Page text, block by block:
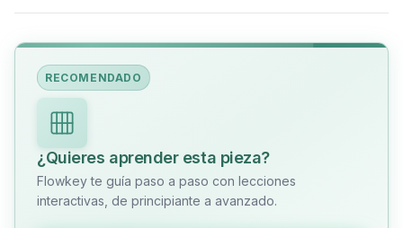
RECOMENDADO
¿Quieres aprender esta pieza?
Flowkey te guía paso a paso con lecciones
interactivas, de principiante a avanzado.